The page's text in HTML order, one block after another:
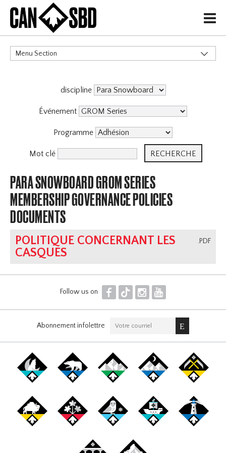
H
Menu Section
discipline
Événement
Programme
Mot clé
PARA SNOWBOARD GROM SERIES
MEMBERSHIP GOVERNANCE POLICIES
DOCUMENTS
.PDF
POLITIQUE CONCERNANT LES
CASQUES
Follow us on F T I Y
Abonnement infolettre